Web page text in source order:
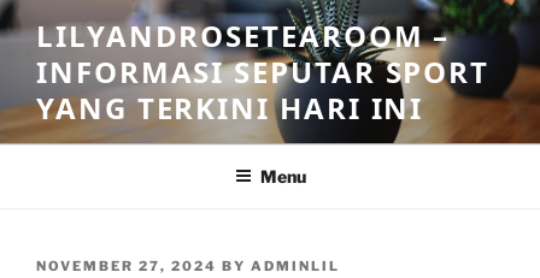
Skip
to
content
LILYANDROSETEAROOM –
INFORMASI SEPUTAR SPORT
YANG TERKINI HARI INI
Menu
POSTED
NOVEMBER 27, 2024 BY ADMINLIL